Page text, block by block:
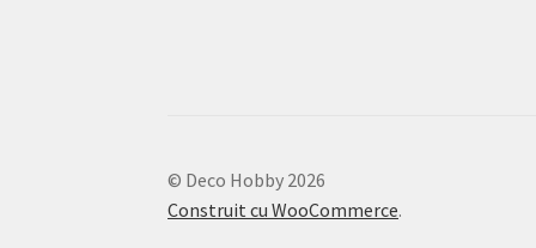
© Deco Hobby 2026
Construit cu WooCommerce.